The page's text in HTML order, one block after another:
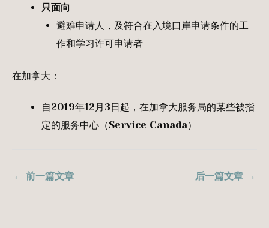
只面向
避难申请人，及符合在入境口岸申请条件的工
作和学习许可申请者
在加拿大：
自2019年12月3日起，在加拿大服务局的某些被指
定的服务中心（Service Canada）
← 前一篇文章 后一篇文章 →